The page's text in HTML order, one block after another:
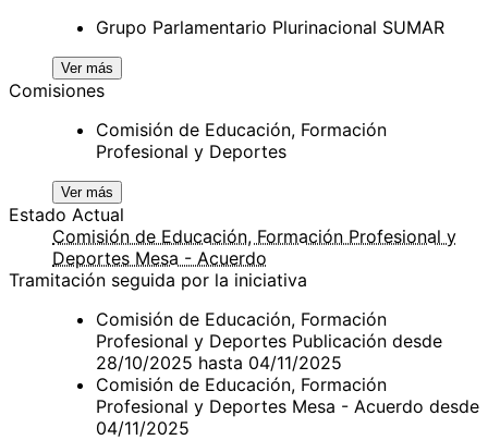
Grupo Parlamentario Plurinacional SUMAR
Ver más
Comisiones
Comisión de Educación, Formación
Profesional y Deportes
Ver más
Estado Actual
Comisión de Educación, Formación Profesional y
Deportes Mesa - Acuerdo
Tramitación seguida por la iniciativa
Comisión de Educación, Formación
Profesional y Deportes Publicación desde
28/10/2025 hasta 04/11/2025
Comisión de Educación, Formación
Profesional y Deportes Mesa - Acuerdo desde
04/11/2025